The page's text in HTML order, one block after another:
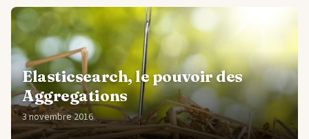
Elasticsearch, le pouvoir des
Aggregations
3 novembre 2016